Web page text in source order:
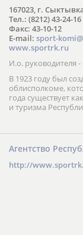
167023, г.
Тел.: (8212) 43-24-16
Факс: 43-10-12
E-mail: sport-
www.sportrk.ru
И.о. руководителя
В 1923 году был
облисполкоме,
года существует
и туризма
Агентство
http://